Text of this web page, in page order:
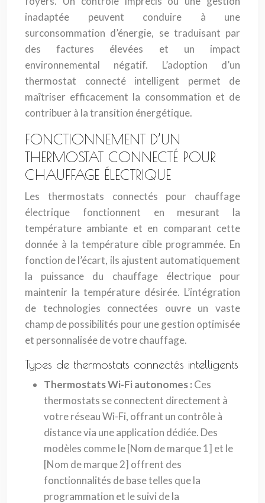
inadaptée peuvent conduire à une
surconsommation d’énergie, se traduisant par
des factures élevées et un impact
environnemental négatif. L’adoption d’un
thermostat connecté intelligent permet de
maîtriser efficacement la consommation et de
contribuer à la transition énergétique.
FONCTIONNEMENT D’UN
THERMOSTAT CONNECTÉ POUR
CHAUFFAGE ÉLECTRIQUE
Les thermostats connectés pour chauffage
électrique fonctionnent en mesurant la
température ambiante et en comparant cette
donnée à la température cible programmée. En
fonction de l’écart, ils ajustent automatiquement
la puissance du chauffage électrique pour
maintenir la température désirée. L’intégration
de technologies connectées ouvre un vaste
champ de possibilités pour une gestion optimisée
et personnalisée de votre chauffage.
Types de thermostats connectés intelligents
Thermostats Wi-Fi autonomes : Ces
thermostats se connectent directement à
votre réseau Wi-Fi, offrant un contrôle à
distance via une application dédiée. Des
modèles comme le [Nom de marque 1] et le
[Nom de marque 2] offrent des
fonctionnalités de base telles que la
programmation et le suivi de la